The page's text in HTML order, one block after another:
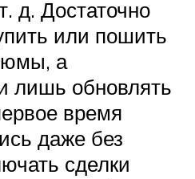
д. Достаточно
или пошить
а
лишь обновлять
время
даже без
сделки